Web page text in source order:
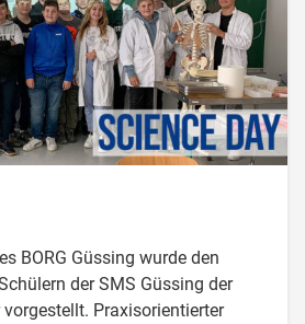
BORG Güssing wurde den
der SMS Güssing der
vorgestellt. Praxisorientierter